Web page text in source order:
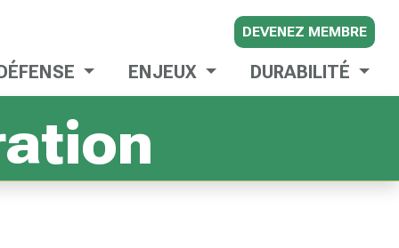
DEVENEZ MEMBRE
ENJEUX DURABILITÉ